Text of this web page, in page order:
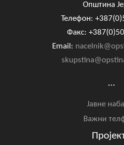
Општина
Телефон:
Факс:
Email:
...
Јавне
Важни